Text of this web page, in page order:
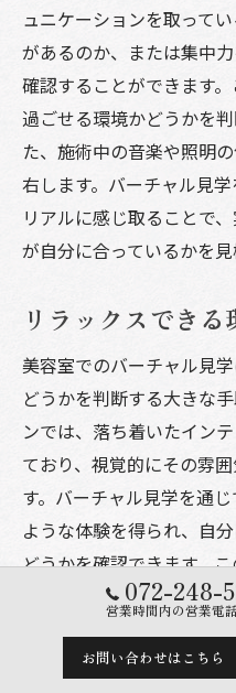
ュニケーションを取って
があるのか、または集中
確認することができます
過ごせる環境かどうかを
た、施術中の音楽や照明
右します。バーチャル見
リアルに感じ取ることで
が自分に合っているかを見
リラックスでき
美容室でのバーチャル見
どうかを判断する大きな
ンでは、落ち着いたイン
ており、視覚的にその雰
す。バーチャル見学を通じ
ような体験を得られ、自
どうかを確認できます。
の安心感に繋がります。
音楽と照明の演
072-248-
営業時間内の営業電
お問い合わせはこちら